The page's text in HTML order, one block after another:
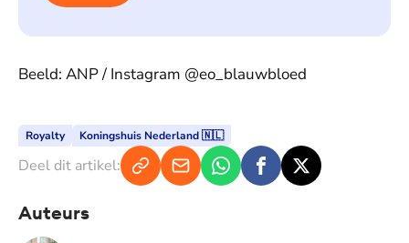
Beeld: ANP / Instagram @eo_blauwbloed
Royalty Koningshuis Nederland 🇳🇱
Deel dit artikel:
Auteurs